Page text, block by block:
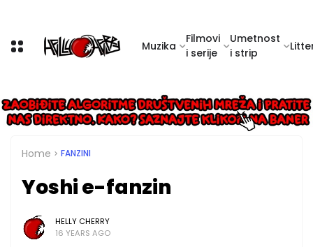
Muzika
Filmovi
i serije
Umetnost
i strip
Home FANZINI
Yoshi e-fanzin
HELLY CHERRY
16 YEARS AGO